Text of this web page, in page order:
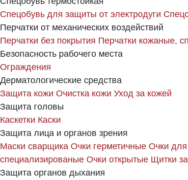
Спецобувь для защиты от электродуги
Перчатки от механических воздействий
Перчатки без покрытия Перчатки кожаные,
Безопасность рабочего места
Ограждения
Дерматологические средства
Защита кожи Очистка кожи Уход за кожей
Защита головы
Каскетки Каски
Защита лица и органов зрения
Маски сварщика Очки герметичные Очки для
специализированые Очки открытые Щитки
Защита органов дыхания